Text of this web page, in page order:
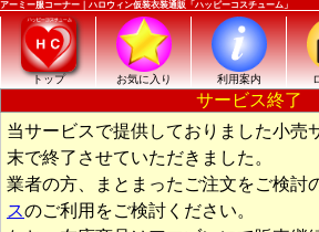
アーミー服コーナー｜ハロウィン仮装衣装通販「ハッピーコスチューム」
トップ お気に入り 利用案内
サービス終了
当サービスで提供しておりました小売
末で終了させていただきました。
業者の方、まとまったご注文をご検討
スのご利用をご検討ください。